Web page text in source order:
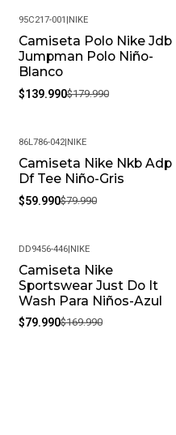
-22%
95C217-001 NIKE
Camiseta Polo Nike Jdb
Jumpman Polo Niño-
Blanco
$139.990$179.990
-25%
86L786-042| NIKE
Camiseta Nike Nkb Adp
Df Tee Niño-Gris
$59.990$79.990
-53%
DD9456-446| NIKE
Camiseta Nike
Sportswear Just Do It
Wash Para Niños-Azul
$79.990$169.990